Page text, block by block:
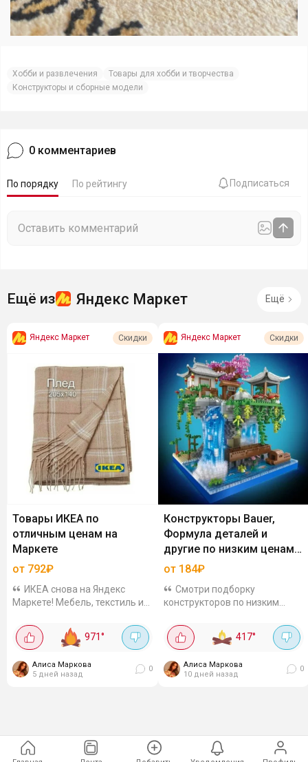
Хобби и развлечения
Товары для хобби и творчества
Конструкторы и сборные модели
0 комментариев
По порядку По рейтингу Подписаться
Ещё из Яндекс Маркет Ещё
Яндекс Маркет Скидки
Товары ИКЕА по
отличным ценам на
Маркете
от 792₽
ИКЕА снова на Яндекс
Маркете! Мебель, текстиль и
Давно не было таких
предложений. Проверенное
самое время...
971°
Алиса Маркова
5 дней назад
0
Яндекс Маркет Скидки
Конструкторы Bauer,
Формула деталей и
другие по низким ценам с
дополнительной скидкой
от 184₽
Смотри подборку
конструкторов по низким
промокоду на Яндекс Маркет
🧩Для малышей и ребят
подсветкой и...
417°
Алиса Маркова
10 дней назад
0